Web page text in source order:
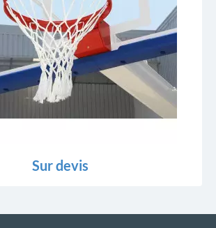
Sur devis